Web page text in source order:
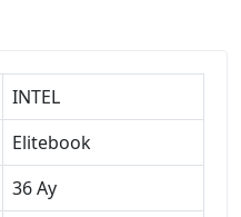
INTEL
Elitebook
36 Ay